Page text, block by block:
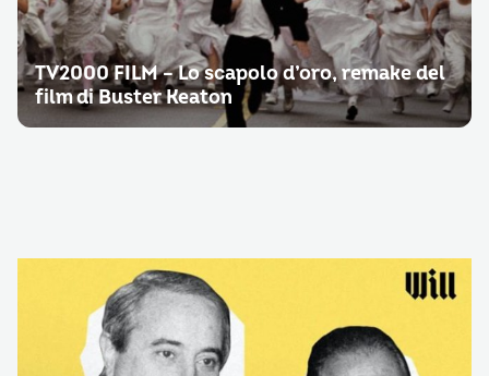
TV2000 FILM – Lo scapolo d’oro, remake del
film di Buster Keaton